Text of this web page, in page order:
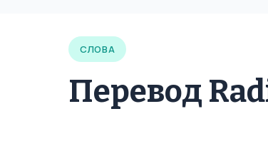
СЛОВА
Перевод